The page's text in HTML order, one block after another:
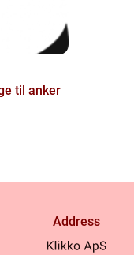
til anker
Address